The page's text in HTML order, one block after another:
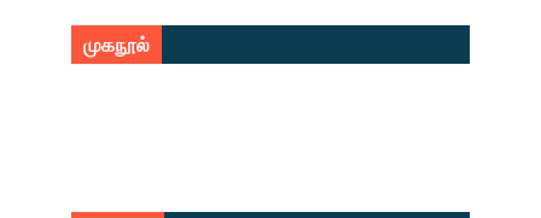
முகநூல்